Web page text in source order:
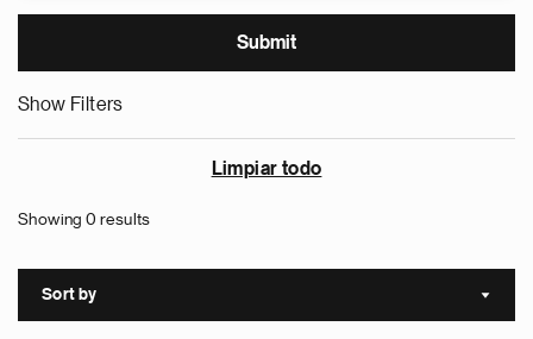
Show Filters
Limpiar todo
Showing 0 results
Sort by Sort